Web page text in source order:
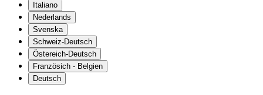
Italiano
Nederlands
Svenska
Schweiz-Deutsch
Östereich-Deutsch
Französich - Belgien
Deutsch